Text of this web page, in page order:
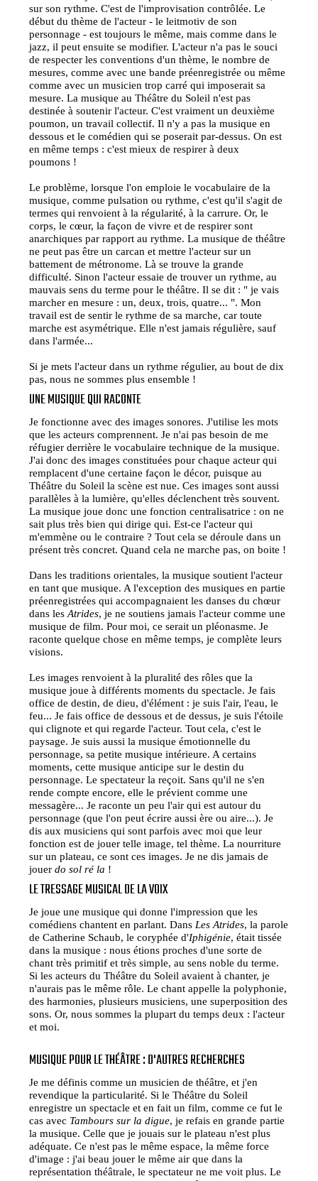
sur son rythme. C'est de l'improvisation contrôlée. Le
début du thème de l'acteur - le leitmotiv de son
personnage - est toujours le même, mais comme dans le
jazz, il peut ensuite se modifier. L'acteur n'a pas le souci
de respecter les conventions d'un thème, le nombre de
mesures, comme avec une bande préenregistrée ou même
comme avec un musicien trop carré qui imposerait sa
mesure. La musique au Théâtre du Soleil n'est pas
destinée à soutenir l'acteur. C'est vraiment un deuxième
poumon, un travail collectif. Il n'y a pas la musique en
dessous et le comédien qui se poserait par-dessus. On est
en même temps : c'est mieux de respirer à deux
poumons !
Le problème, lorsque l'on emploie le vocabulaire de la
musique, comme pulsation ou rythme, c'est qu'il s'agit de
termes qui renvoient à la régularité, à la carrure. Or, le
corps, le cœur, la façon de vivre et de respirer sont
anarchiques par rapport au rythme. La musique de théâtre
ne peut pas être un carcan et mettre l'acteur sur un
battement de métronome. Là se trouve la grande
difficulté. Sinon l'acteur essaie de trouver un rythme, au
mauvais sens du terme pour le théâtre. Il se dit : " je vais
marcher en mesure : un, deux, trois, quatre... ". Mon
travail est de sentir le rythme de sa marche, car toute
marche est asymétrique. Elle n'est jamais régulière, sauf
dans l'armée...
Si je mets l'acteur dans un rythme régulier, au bout de dix
pas, nous ne sommes plus ensemble !
UNE MUSIQUE QUI RACONTE
Je fonctionne avec des images sonores. J'utilise les mots
que les acteurs comprennent. Je n'ai pas besoin de me
réfugier derrière le vocabulaire technique de la musique.
J'ai donc des images constituées pour chaque acteur qui
remplacent d'une certaine façon le décor, puisque au
Théâtre du Soleil la scène est nue. Ces images sont aussi
parallèles à la lumière, qu'elles déclenchent très souvent.
La musique joue donc une fonction centralisatrice : on ne
sait plus très bien qui dirige qui. Est-ce l'acteur qui
m'emmène ou le contraire ? Tout cela se déroule dans un
présent très concret. Quand cela ne marche pas, on boite !
Dans les traditions orientales, la musique soutient l'acteur
en tant que musique. A l'exception des musiques en partie
préenregistrées qui accompagnaient les danses du chœur
dans lesAtrides, je ne soutiens jamais l'acteur comme une
musique de film. Pour moi, ce serait un pléonasme. Je
raconte quelque chose en même temps, je complète leurs
visions.
Les images renvoient à la pluralité des rôles que la
musique joue à différents moments du spectacle. Je fais
office de destin, de dieu, d'élément : je suis l'air, l'eau, le
feu... Je fais office de dessous et de dessus, je suis l'étoile
qui clignote et qui regarde l'acteur. Tout cela, c'est le
paysage. Je suis aussi la musique émotionnelle du
personnage, sa petite musique intérieure. A certains
moments, cette musique anticipe sur le destin du
personnage. Le spectateur la reçoit. Sans qu'il ne s'en
rende compte encore, elle le prévient comme une
messagère... Je raconte un peu l'air qui est autour du
personnage (que l'on peut écrire aussi ère ou aire...). Je
dis aux musiciens qui sont parfois avec moi que leur
fonction est de jouer telle image, tel thème. La nourriture
sur un plateau, ce sont ces images. Je ne dis jamais de
jouerdo sol ré la !
LE TRESSAGE MUSICAL DE LA VOIX
Je joue une musique qui donne l'impression que les
comédiens chantent en parlant. Dans Les Atrides, la parole
de Catherine Schaub, le coryphée d'Iphigénie, était tissée
dans la musique : nous étions proches d'une sorte de
chant très primitif et très simple, au sens noble du terme.
Si les acteurs du Théâtre du Soleil avaient à chanter, je
n'aurais pas le même rôle. Le chant appelle la polyphonie,
des harmonies, plusieurs musiciens, une superposition des
sons. Or, nous sommes la plupart du temps deux : l'acteur
et moi.
MUSIQUE POUR LE THÉÂTRE : D'AUTRES RECHERCHES
Je me définis comme un musicien de théâtre, et j'en
revendique la particularité. Si le Théâtre du Soleil
enregistre un spectacle et en fait un film, comme ce fut le
cas avec Tambours sur la digue, je refais en grande partie
la musique. Celle que je jouais sur le plateau n'est plus
adéquate. Ce n'est pas le même espace, la même force
d'image : j'ai beau jouer le même air que dans la
représentation théâtrale, le spectateur ne me voit plus. Le